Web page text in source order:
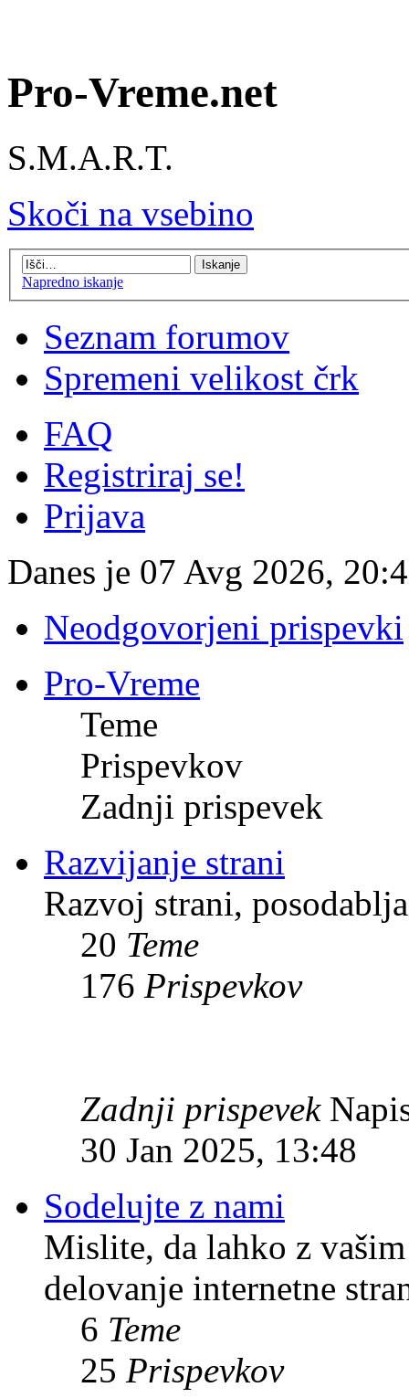
Pro-Vreme.net
S.M.A.R.T.
Skoči na vsebino
Napredno iskanje
Seznam forumov
Spremeni velikost črk
FAQ
Registriraj se!
Prijava
Danes je 07 Avg 2026,
Neodgovorjeni prispevki
Pro-Vreme
Teme
Prispevkov
Zadnji prispevek
Razvijanje strani
Razvoj strani,
20 Teme
176 Prispevkov
Zadnji prispevek
30 Jan 2025, 13:48
Sodelujte z nami
Mislite, da lahko z
delovanje internetne
6 Teme
25 Prispevkov